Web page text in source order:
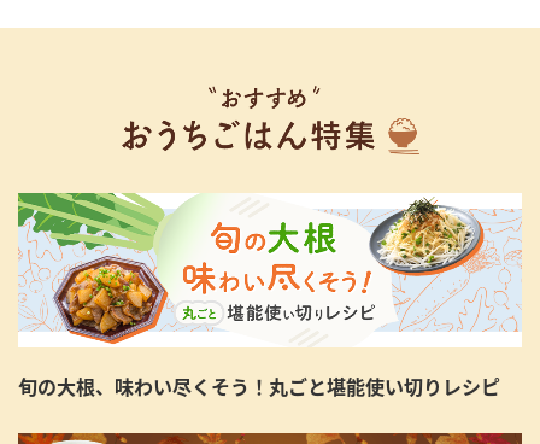
旬の大根、味わい尽くそう！丸ごと堪能使い切りレシピ